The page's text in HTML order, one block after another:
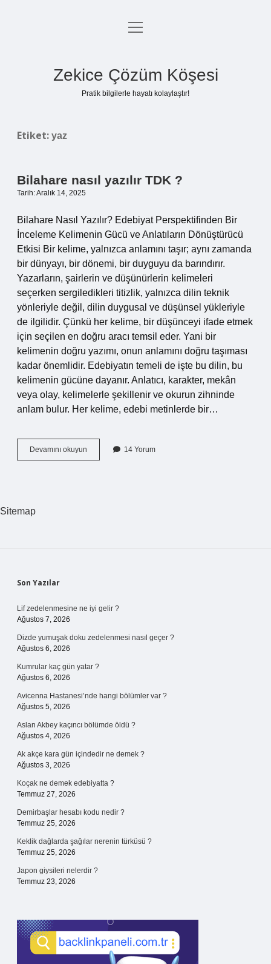
Anasayfa
Yasal Uyarı
menüyü
Zekice Çözüm Köşesi
Pratik bilgilerle hayatı kolaylaştır!
Etiket: yaz
Bilahare nasıl yazılır TDK ?
Tarih: Aralık 14, 2025
Bilahare Nasıl Yazılır? Edebiyat Perspektifinden Bir
İnceleme Kelimenin Gücü ve Anlatıların Dönüştürücü
Etkisi Bir kelime, yalnızca anlamını taşır; aynı zamanda
bir dünyayı, bir dönemi, bir duyguyu da barındırır.
Yazarların, şairlerin ve düşünürlerin kelimeleri
seçerken sergiledikleri titizlik, yalnızca dilin teknik
yönleriyle değil, dilin duygusal ve düşünsel yükleriyle
de ilgilidir. Çünkü her kelime, bir düşünceyi ifade etmek
için seçilen en doğru aracı temsil eder. Yani bir
kelimenin doğru yazımı, onun anlamını doğru taşıması
kadar önemlidir. Edebiyatın temeli de işte bu dilin, bu
kelimenin gücüne dayanır. Anlatıcı, karakter, mekân
veya olay, kelimelerle şekillenir ve okurun zihninde
anlam bulur. Her kelime, edebi metinlerde bir…
Devamını okuyun Bilahare
nasıl
14 Yorum
Sitemap
Sidebar
Son Yazılar
Lif zedelenmesine ne iyi gelir ?
Ağustos 7, 2026
Dizde yumuşak doku zedelenmesi nasıl geçer ?
Ağustos 6, 2026
Kumrular kaç gün yatar ?
Ağustos 6, 2026
Avicenna Hastanesi’nde hangi bölümler var ?
Ağustos 5, 2026
Aslan Akbey kaçıncı bölümde öldü ?
Ağustos 4, 2026
Ak akçe kara gün içindedir ne demek ?
Ağustos 3, 2026
Koçak ne demek edebiyatta ?
Temmuz 27, 2026
Demirbaşlar hesabı kodu nedir ?
Temmuz 25, 2026
Keklik dağlarda şağılar nerenin türküsü ?
Temmuz 25, 2026
Japon giysileri nelerdir ?
Temmuz 23, 2026